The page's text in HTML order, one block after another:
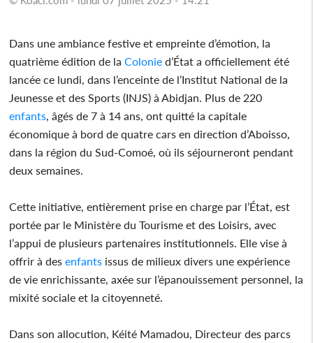
Dans une ambiance festive et empreinte d’émotion, la
quatrième édition de laColonie d’État a officiellement été
lancée ce lundi, dans l’enceinte de l’Institut National de la
Jeunesse et des Sports (INJS) à Abidjan. Plus de 220
enfants , âgés de 7 à 14 ans, ont quitté la capitale
économique à bord de quatre cars en direction d’Aboisso,
dans la région du Sud-Comoé, où ils séjourneront pendant
deux semaines.
Cette initiative, entièrement prise en charge par l’État, est
portée par le Ministère du Tourisme et des Loisirs, avec
l’appui de plusieurs partenaires institutionnels. Elle vise à
offrir à des enfants issus de milieux divers une expérience
de vie enrichissante, axée sur l’épanouissement personnel, la
mixité sociale et la citoyenneté.
Dans son allocution, Kéité Mamadou, Directeur des parcs